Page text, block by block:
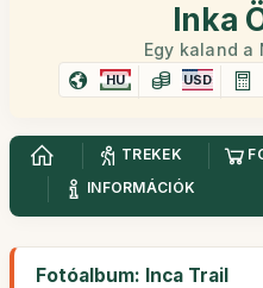
Inka
Egy kaland a
HU USD
TREKEK
INFORMÁCIÓK
Fotóalbum: Inca Trail